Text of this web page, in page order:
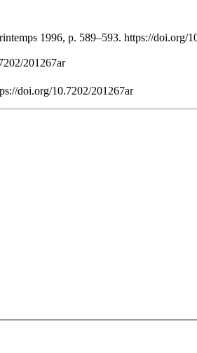
1996, p. 589–593. https://doi.org/
201267ar
doi.org/10.7202/201267ar